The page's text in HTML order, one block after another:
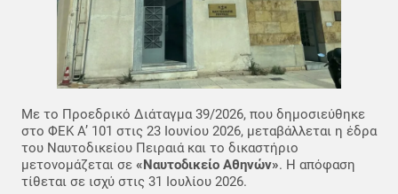
Με το Προεδρικό Διάταγμα 39/2026, που δημοσιεύθηκε
στο ΦΕΚ Α’ 101 στις 23 Ιουνίου 2026, μεταβάλλεται η έδρα
του Ναυτοδικείου Πειραιά και το δικαστήριο
μετονομάζεται σε «Ναυτοδικείο Αθηνών». Η απόφαση
τίθεται σε ισχύ στις 31 Ιουλίου 2026.